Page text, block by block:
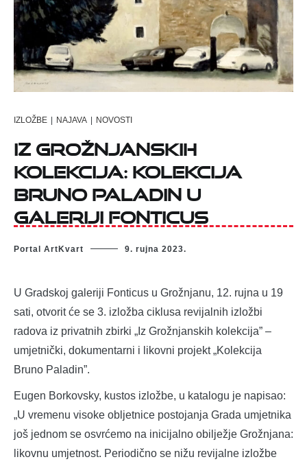
IZLOŽBE | NAJAVA | NOVOSTI
IZ GROŽNJANSKIH
KOLEKCIJA: KOLEKCIJA
BRUNO PALADIN u
Galeriji Fonticus
Portal ArtKvart 9. rujna 2023.
U Gradskoj galeriji Fonticus u Grožnjanu, 12. rujna u 19
sati, otvorit će se 3. izložba ciklusa revijalnih izložbi
radova iz privatnih zbirki „Iz Grožnjanskih kolekcija” –
umjetnički, dokumentarni i likovni projekt „Kolekcija
Bruno Paladin”.
Eugen Borkovsky, kustos izložbe, u katalogu je napisao:
„U vremenu visoke obljetnice postojanja Grada umjetnika
još jednom se osvrćemo na inicijalno obilježje Grožnjana:
likovnu umjetnost. Periodično se nižu revijalne izložbe